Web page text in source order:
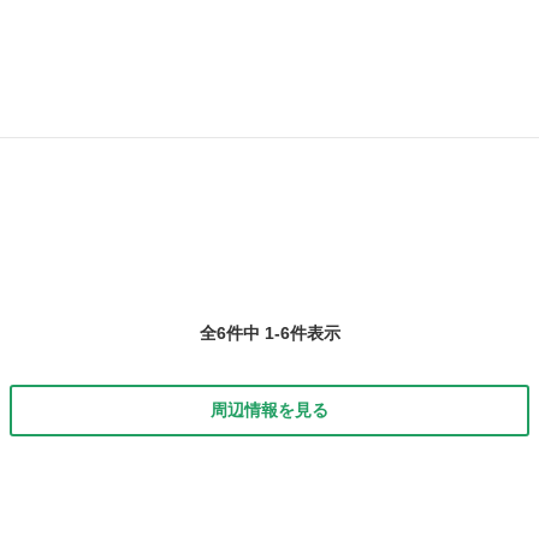
全6件中 1-6件表示
周辺情報を見る